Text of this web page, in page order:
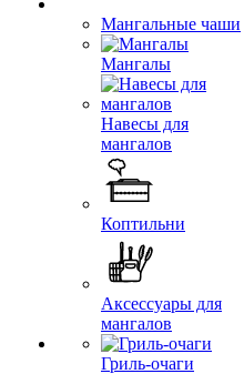
Мангальные чаши
Мангалы
Навесы для
мангалов
Коптильни
Аксессуары для
мангалов
Гриль-очаги